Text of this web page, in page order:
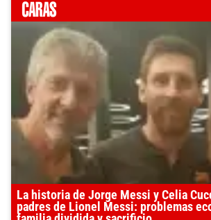
La historia de Jorge Messi y Celia
padres de Lionel Messi: problemas